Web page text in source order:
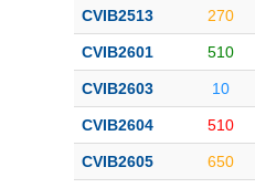
CVIB2513 270
CVIB2601 510
CVIB2603 10
CVIB2604 510
CVIB2605 650
Cổ phiếu Chỉ số
Lãnh đạo(-)
Người nội bộ